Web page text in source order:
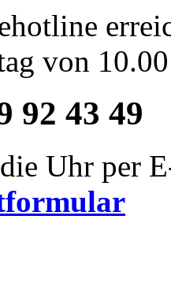
von
92 43 49
Uhr per